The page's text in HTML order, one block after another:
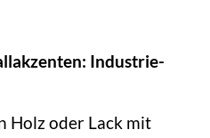
Industrie-
Holz oder Lack mit